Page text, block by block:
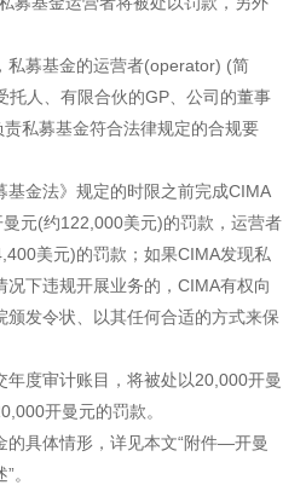
私募基金的运营者(operator) (简
托人、有限合伙的GP、公司的董事
私募基金符合法律规定的合规要
基金法》规定的时限之前完成CIMA
元(约122,000美元)的罚款，运营者
美元)的罚款；如果CIMA发现私
下违规开展业务的，CIMA有权向
发令状、以其任何合适的方式来保
度审计账目，将被处以20,000开曼
开曼元的罚款。
的具体情形，详见本文“附件—开曼
。